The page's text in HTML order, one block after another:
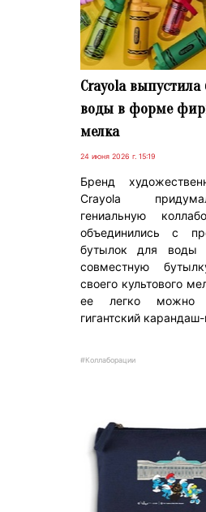
Crayola выпустила
воды в форме
мелка
24 июня 2026 г. 15:19
Бренд
Crayola
гениальную
объединились с
бутылок для воды
совместную
своего культового
ее легко можно
гигантский
#Коллаборации